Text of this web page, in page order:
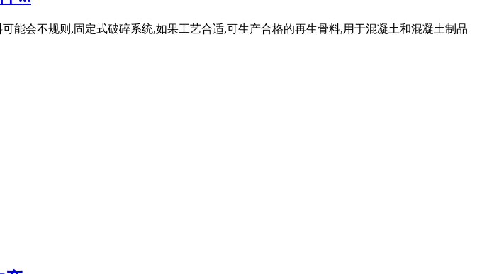
能会不规则,固定式破碎系统,如果工艺合适,可生产合格的再生骨料,用于混凝土和混凝土制品